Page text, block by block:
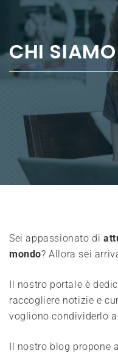
CHI SIAMO
Sei appassionato di
mondo? Allora sei
Il nostro portale è
raccogliere notizie e
vogliono condividerlo
Il nostro blog propone